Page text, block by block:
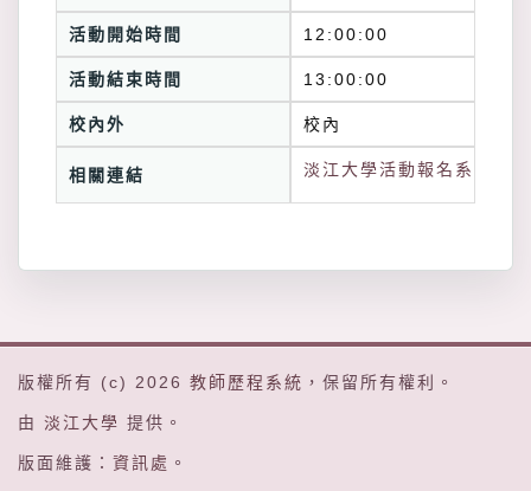
活動開始時間 12:00:00
活動結束時間 13:00:00
校內外 校內
相關連結 淡江大學活動報名系統連結
版權所有 (c) 2026 教師歷程系統 ，保留所有權利。
由 淡江大學 提供。
版面維護： 資訊處 。